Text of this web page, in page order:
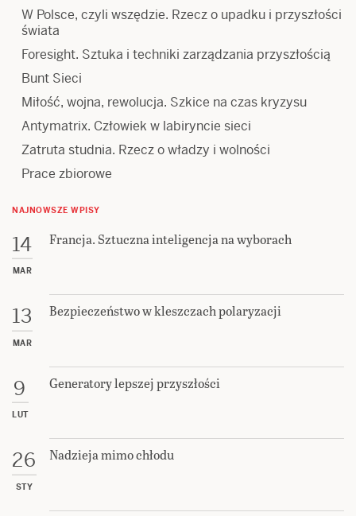
W Polsce, czyli wszędzie. Rzecz o upadku i przyszłości
świata
Foresight. Sztuka i techniki zarządzania przyszłością
Bunt Sieci
Miłość, wojna, rewolucja. Szkice na czas kryzysu
Antymatrix. Człowiek w labiryncie sieci
Zatruta studnia. Rzecz o władzy i wolności
Prace zbiorowe
NAJNOWSZE WPISY
14
MAR
Francja. Sztuczna inteligencja na wyborach
13
MAR
Bezpieczeństwo w kleszczach polaryzacji
9
LUT
Generatory lepszej przyszłości
26
STY
Nadzieja mimo chłodu